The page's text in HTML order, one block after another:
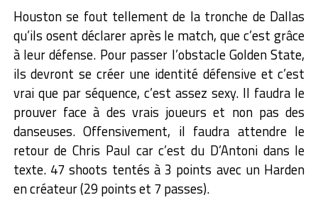
Houston se fout tellement de la tronche de Dallas
qu’ils osent déclarer après le match, que c’est grâce
à leur défense. Pour passer l’obstacle Golden State,
ils devront se créer une identité défensive et c’est
vrai que par séquence, c’est assez sexy. Il faudra le
prouver face à des vrais joueurs et non pas des
danseuses. Offensivement, il faudra attendre le
retour de Chris Paul car c’est du D’Antoni dans le
texte. 47 shoots tentés à 3 points avec un Harden
en créateur (29 points et 7 passes).